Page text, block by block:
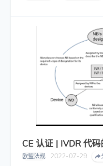
CE 认证 | IVDR 代
欧盟法规 2022-07-29